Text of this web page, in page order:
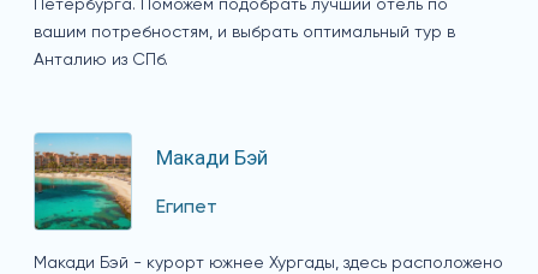
Петербурга. Поможем подобрать лучший отель по
вашим потребностям, и выбрать оптимальный тур в
Анталию из СПб.
Макади Бэй
Египет
Макади Бэй - курорт южнее Хургады, здесь расположено